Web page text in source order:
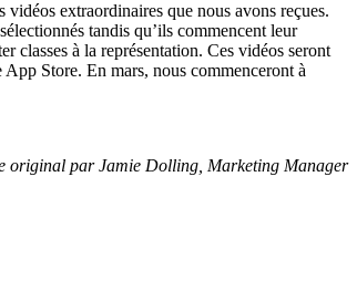
extraordinaires que nous avons reçues.
tandis qu’ils commencent leur
classes à la représentation. Ces vidéos seront
Store. En mars, nous commenceront à
original par Jamie Dolling, Marketing Manager